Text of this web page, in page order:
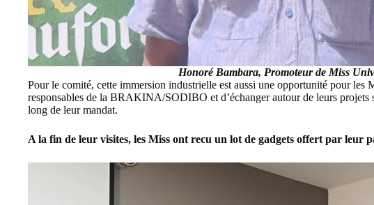
Honoré Bambara, Promoteur de Miss
Pour le comité, cette immersion industrielle est aussi une opportunité pour les
responsables de la BRAKINA/SODIBO et d’échanger autour de leurs projets
long de leur mandat.
A la fin de leur visites, les Miss ont recu un lot de gadgets offert par leur